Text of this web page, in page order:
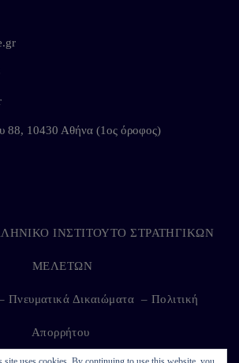
88, 10430 Αθήνα (1ος όροφος)
ΙΝΣΤΙΤΟΥΤΟ ΣΤΡΑΤΗΓΙΚΩΝ
ΜΕΛΕΤΩΝ
Πνευματικά Δικαιώματα – Πολιτική
Απορρήτου